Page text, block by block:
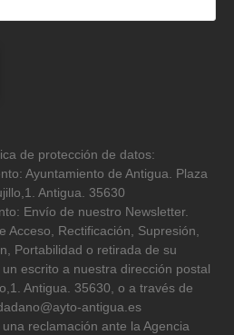
de protección de datos:
Ayuntamiento de Antigua. Plaza
Antigua. 35630
Envío de nuestro Newsletter.
Acceso, Rectificación, Supresión,
Portabilidad o retirada de su
escrito a nuestra dirección postal
Antigua. 35630, o a través de
antigua.es
reclamación ante la Agencia